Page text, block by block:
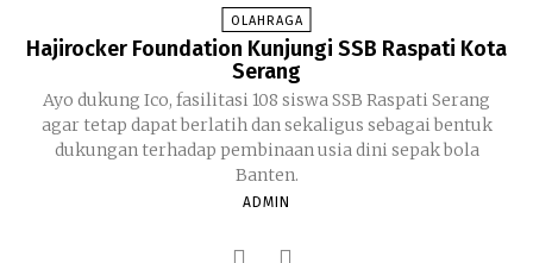
OLAHRAGA
Hajirocker Foundation Kunjungi SSB Raspati Kota
Serang
Ayo dukung Ico, fasilitasi 108 siswa SSB Raspati Serang
agar tetap dapat berlatih dan sekaligus sebagai bentuk
dukungan terhadap pembinaan usia dini sepak bola
Banten.
ADMIN